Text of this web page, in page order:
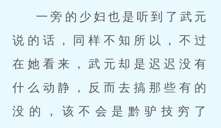
一旁的少妇也是听到了武元
说的话，同样不知所以，不过
在她看来，武元却是迟迟没有
什么动静，反而去搞那些有的
没的，该不会是黔驴技穷了